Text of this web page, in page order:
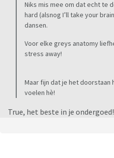
Niks mis mee om dat echt te
hard (alsnog I’ll take your
dansen.
Voor elke greys anatomy
stress away!
Maar fijn dat je het doorstaan
voelen hè!
True, het beste in je ondergoed!